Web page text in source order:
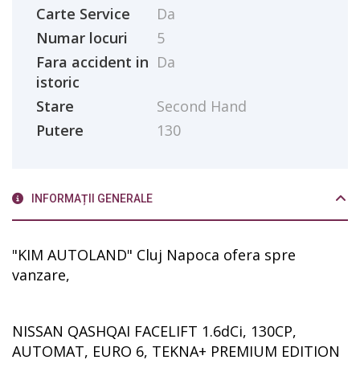
Carte Service
Da
Numar locuri
5
Fara accident in
istoric
Da
Stare
Second Hand
Putere
130
INFORMAȚII GENERALE
"KIM AUTOLAND" Cluj Napoca ofera spre
vanzare,
NISSAN QASHQAI FACELIFT 1.6dCi, 130CP,
AUTOMAT, EURO 6, TEKNA+ PREMIUM EDITION